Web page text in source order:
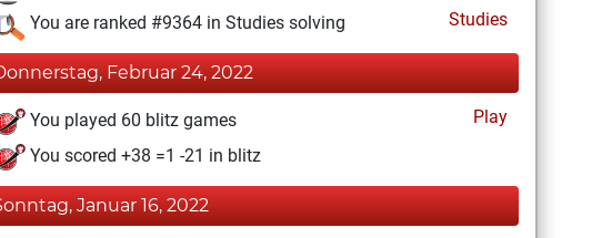
You are ranked #9364 in Studies solving
Studies
Februar 24, 2022
You played 60 blitz games
Play
You scored +38 =1 -21 in blitz
Januar 16, 2022